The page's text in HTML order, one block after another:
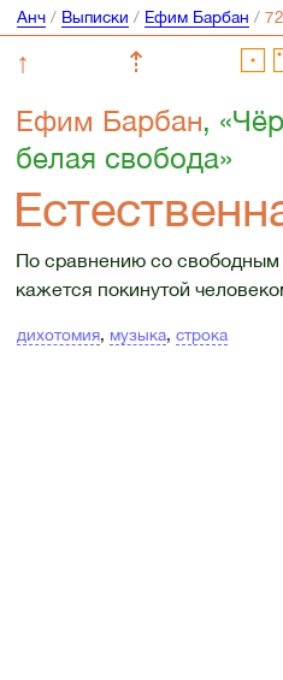
Анч/ Выписки / Ефим Барбан /
↑
⇡
Ефим Барбан,
белая свобода»
По сравнению со
кажется покинутой
дихотомия, музыка, строка